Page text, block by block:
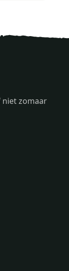
niet zomaar